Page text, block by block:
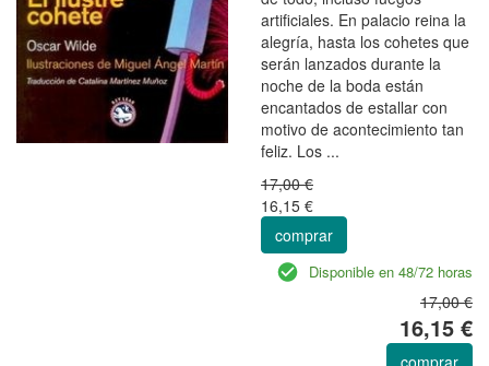
artificiales. En palacio reina la
alegría, hasta los cohetes que
serán lanzados durante la
noche de la boda están
encantados de estallar con
motivo de acontecimiento tan
feliz. Los ...
17,00 €
16,15 €
comprar
Disponible en 48/72 horas
17,00 €
16,15 €
comprar